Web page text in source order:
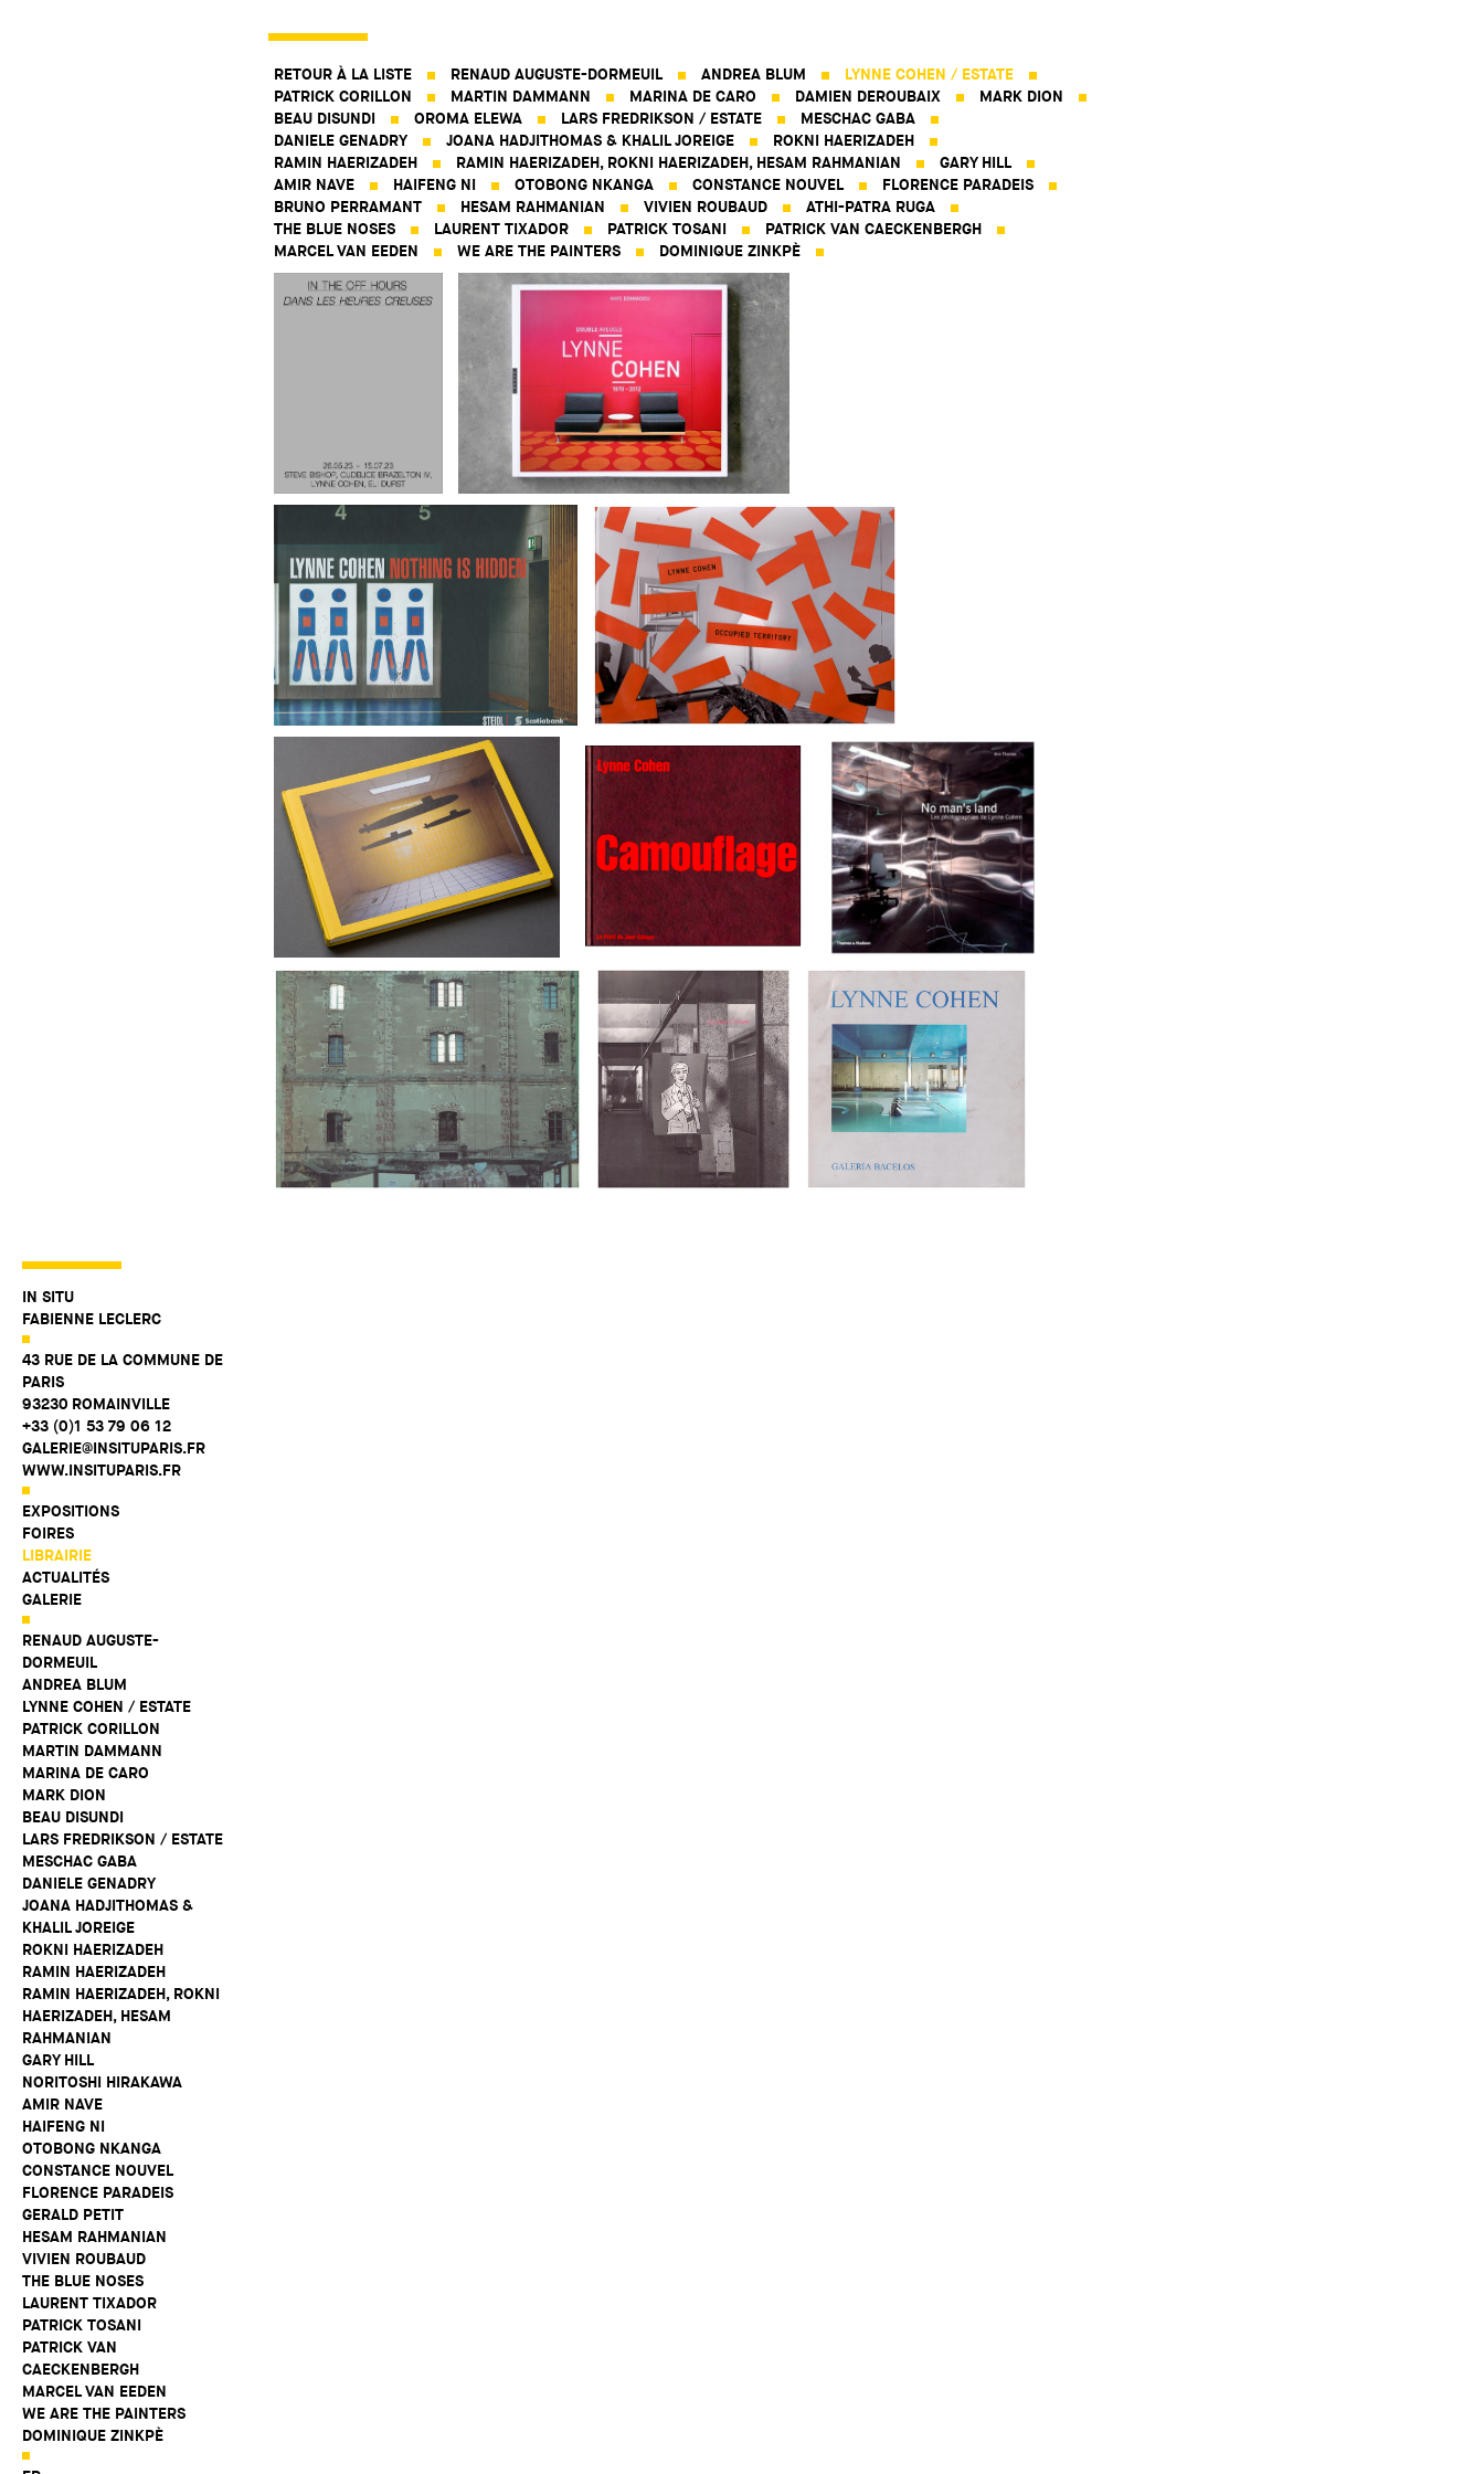
IN SITU
FABIENNE LECLERC
43 RUE DE LA COMMUNE DE
PARIS
93230 ROMAINVILLE
+33 (0)1 53 79 06 12
GALERIE@INSITUPARIS.FR
WWW.INSITUPARIS.FR
EXPOSITIONS
FOIRES
LIBRAIRIE
ACTUALITÉS
GALERIE
RENAUD AUGUSTE-
DORMEUIL
ANDREA BLUM
LYNNE COHEN / ESTATE
PATRICK CORILLON
MARTIN DAMMANN
MARINA DE CARO
MARK DION
BEAU DISUNDI
LARS FREDRIKSON / ESTATE
MESCHAC GABA
DANIELE GENADRY
JOANA HADJITHOMAS &
KHALIL JOREIGE
ROKNI HAERIZADEH
RAMIN HAERIZADEH
RAMIN HAERIZADEH, ROKNI
HAERIZADEH, HESAM
RAHMANIAN
GARY HILL
NORITOSHI HIRAKAWA
AMIR NAVE
HAIFENG NI
OTOBONG NKANGA
CONSTANCE NOUVEL
FLORENCE PARADEIS
GERALD PETIT
HESAM RAHMANIAN
VIVIEN ROUBAUD
THE BLUE NOSES
LAURENT TIXADOR
PATRICK TOSANI
PATRICK VAN
CAECKENBERGH
MARCEL VAN EEDEN
WE ARE THE PAINTERS
DOMINIQUE ZINKPÈ
RETOUR À LA LISTE RENAUD AUGUSTE-DORMEUIL ANDREA BLUM
LYNNE COHEN / ESTATE
PATRICK CORILLON
MARTIN DAMMANN MARINA DE CARO DAMIEN DEROUBAIX
MARK DION
BEAU DISUNDI
OROMA ELEWA LARS FREDRIKSON / ESTATE
MESCHAC GABA
DANIELE GENADRY
JOANA HADJITHOMAS & KHALIL JOREIGE
ROKNI HAERIZADEH
RAMIN HAERIZADEH
RAMIN HAERIZADEH, ROKNI HAERIZADEH, HESAM RAHMANIAN
GARY HILL
AMIR NAVE
HAIFENG NI OTOBONG NKANGA CONSTANCE NOUVEL
FLORENCE PARADEIS
BRUNO PERRAMANT
HESAM RAHMANIAN VIVIEN ROUBAUD
ATHI-PATRA RUGA
THE BLUE NOSES
LAURENT TIXADOR PATRICK TOSANI
PATRICK VAN CAECKENBERGH
MARCEL VAN EEDEN
WE ARE THE PAINTERS DOMINIQUE ZINKPÈ